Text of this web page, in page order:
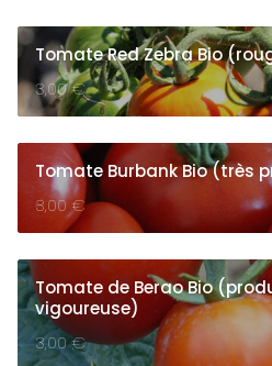
Tomate Red Zebra Bio
3,00€
Tomate Burbank Bio (très
3,00€
Tomate de Berao Bio
vigoureuse)
3,00€